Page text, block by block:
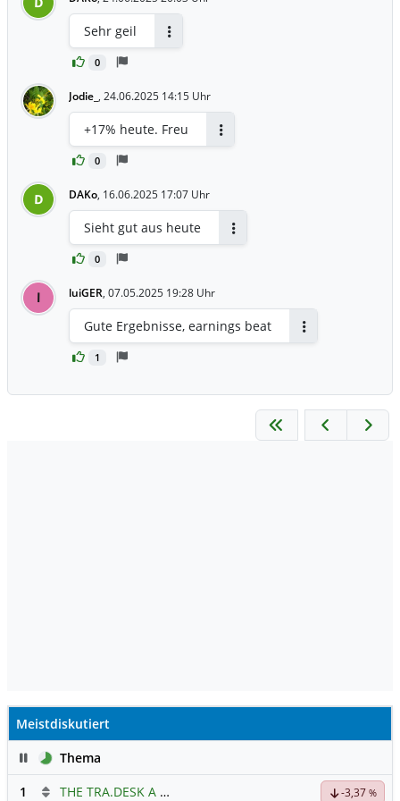
0
Sehr geil
Jodie_ , 24.06.2025 14:15 Uhr
0
+17% heute. Freu
D DAKo, 16.06.2025 17:07 Uhr
0
Sieht gut aus heute
l luiGER, 07.05.2025 19:28 Uhr
1
Gute Ergebnisse, earnings beat
Meistdiskutiert
PauseThema
1
THE TRA.DESK A DL-,000001 -3,37 %